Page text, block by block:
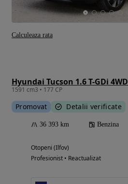
1591 cm3 • 177 CP
Promovat Detalii verificate
36 393 km Benzina
Otopeni (Ilfov)
Profesionist • Reactualizat
Calculeaza rata